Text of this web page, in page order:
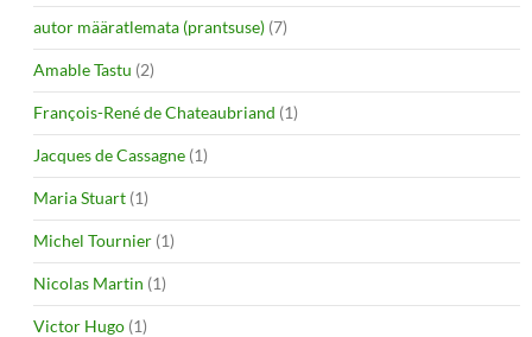
autor määratlemata (prantsuse) (7)
Amable Tastu (2)
François-René de Chateaubriand (1)
Jacques de Cassagne (1)
Maria Stuart (1)
Michel Tournier (1)
Nicolas Martin (1)
Victor Hugo (1)